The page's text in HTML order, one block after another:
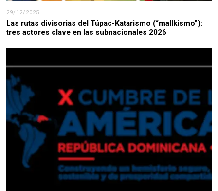
29/12/2025
Las rutas divisorias del Túpac-Katarismo (“mallkismo”):
tres actores clave en las subnacionales 2026